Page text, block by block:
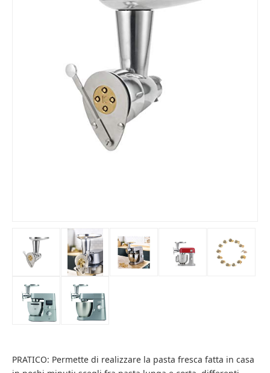
PRATICO: Permette di realizzare la pasta fresca fatta in casa